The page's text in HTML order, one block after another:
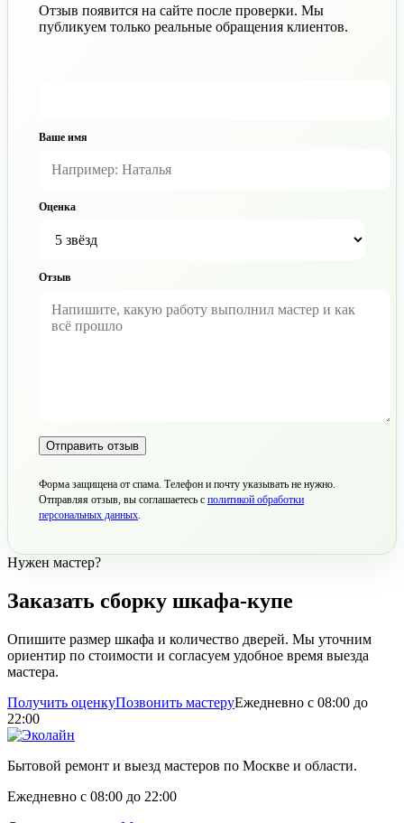
Отзыв появится на сайте после проверки. Мы
публикуем только реальные обращения клиентов.
Ваше имя
Оценка
Отзыв
Отправить отзыв
Форма защищена от спама. Телефон и почту указывать не нужно.
Отправляя отзыв, вы соглашаетесь с политикой обработки
персональных данных.
Нужен мастер?
Заказать сборку шкафа-купе
Опишите размер шкафа и количество дверей. Мы уточним
ориентир по стоимости и согласуем удобное время выезда
мастера.
Получить оценкуПозвонить мастеруЕжедневно с 08:00 до
22:00
Бытовой ремонт и выезд мастеров по Москве и области.
Ежедневно с 08:00 до 22:00